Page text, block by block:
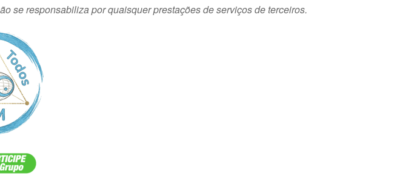
se responsabiliza por quaisquer prestações de serviços de terceiros.